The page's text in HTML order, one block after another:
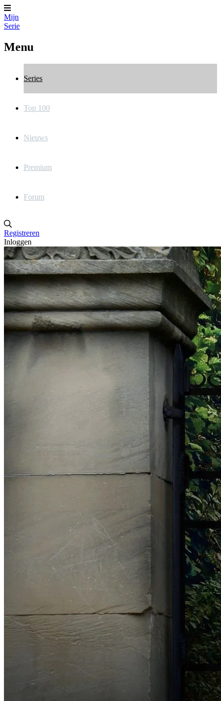
Mijn
Serie
Menu
Series
Top 100
Nieuws
Premium
Forum
Registreren
Inloggen